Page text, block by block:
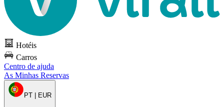
Hotéis
Carros
Centro de ajuda
As Minhas Reservas
PT | EUR